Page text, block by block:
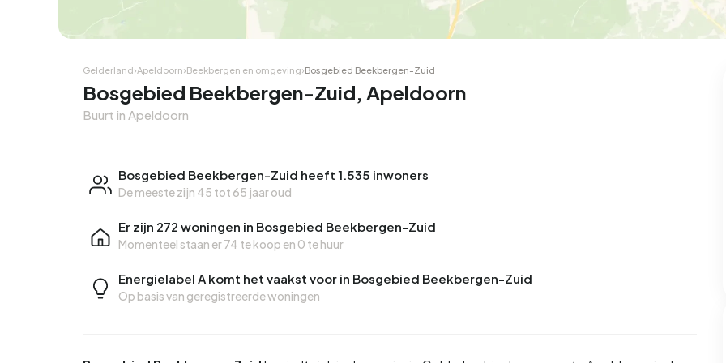
2-onder-1-kap
85
Vrijstaand
Gelderland›Apeldoorn›Beekbergen en omgeving›Bosgebied Beekbergen-Zuid
Bosgebied Beekbergen-Zuid, Apeldoorn
Buurt in Apeldoorn
Bosgebied Beekbergen-Zuid heeft 1.535 inwoners
De meeste zijn 45 tot 65 jaar oud
Er zijn 272 woningen in Bosgebied Beekbergen-Zuid
Momenteel staan er74 te koop en 0 te huur
Energielabel A komt het vaakst voor in Bosgebied Beekbergen-Zuid
Op basis van geregistreerde woningen